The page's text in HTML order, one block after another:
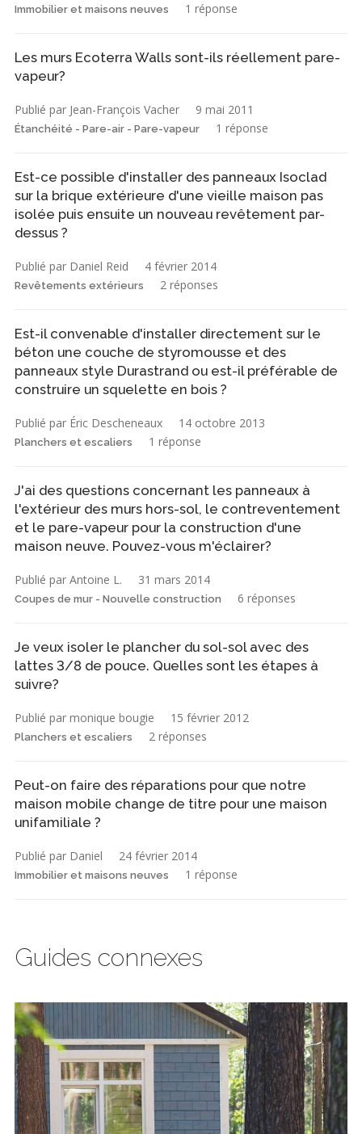
Immobilier et maisons neuves 1 réponse
Les murs Ecoterra Walls sont-ils réellement pare-
vapeur?
Publié par Jean-François Vacher 9 mai 2011
Étanchéité - Pare-air - Pare-vapeur 1 réponse
Est-ce possible d'installer des panneaux Isoclad
sur la brique extérieure d'une vieille maison pas
isolée puis ensuite un nouveau revêtement par-
dessus ?
Publié par Daniel Reid 4 février 2014
Revêtements extérieurs 2 réponses
Est-il convenable d'installer directement sur le
béton une couche de styromousse et des
panneaux style Durastrand ou est-il préférable de
construire un squelette en bois ?
Publié par Éric Descheneaux 14 octobre 2013
Planchers et escaliers 1 réponse
J'ai des questions concernant les panneaux à
l'extérieur des murs hors-sol, le contreventement
et le pare-vapeur pour la construction d'une
maison neuve. Pouvez-vous m'éclairer?
Publié par Antoine L. 31 mars 2014
Coupes de mur - Nouvelle construction 6 réponses
Je veux isoler le plancher du sol-sol avec des
lattes 3/8 de pouce. Quelles sont les étapes à
suivre?
Publié par monique bougie 15 février 2012
Planchers et escaliers 2 réponses
Peut-on faire des réparations pour que notre
maison mobile change de titre pour une maison
unifamiliale ?
Publié par Daniel 24 février 2014
Immobilier et maisons neuves 1 réponse
Guides connexes